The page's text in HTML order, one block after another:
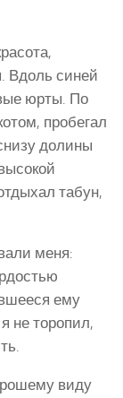
Вдоль синей
юрты. По
пробегал
долины
табун,
меня:
ему
не торопил,
виду